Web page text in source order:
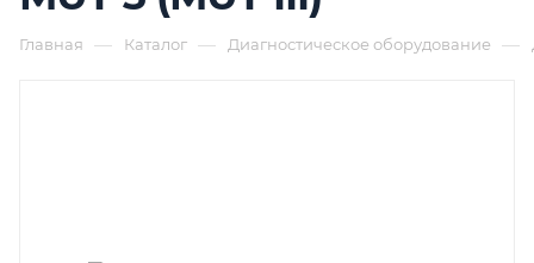
Главная — Каталог — Диагностическое оборудование —